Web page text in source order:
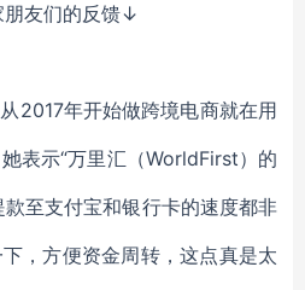
友们的反馈↓
2017年开始做跨境电商就在用
表示“万里汇（WorldFirst）的
至支付宝和银行卡的速度都非
，方便资金周转，这点真是太